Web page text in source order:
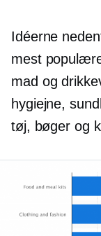
Idéerne
mest
mad og
hygiejne,
tøj, bøger og